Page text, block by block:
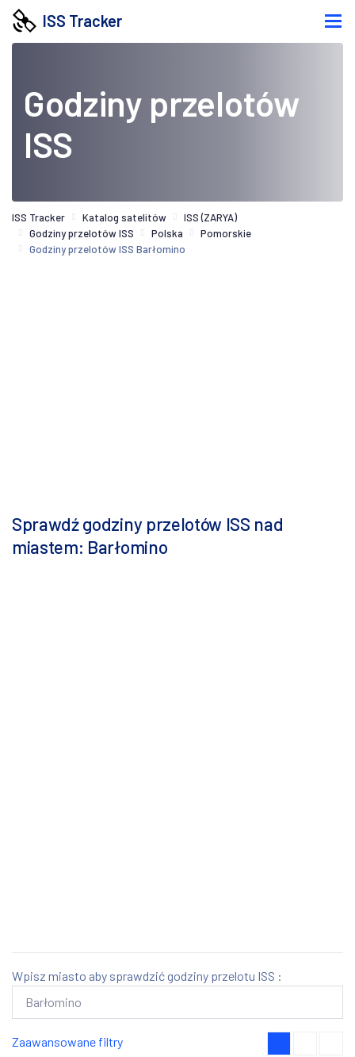
ISS Tracker
Godziny przelotów
ISS
ISS Tracker Katalog satelitów
ISS (ZARYA)
Godziny przelotów ISS
Polska
Pomorskie
Godziny przelotów ISS Barłomino
Sprawdź godziny przelotów ISS nad
miastem: Barłomino
Wpisz miasto aby sprawdzić godziny przelotu ISS :
Zaawansowane filtry